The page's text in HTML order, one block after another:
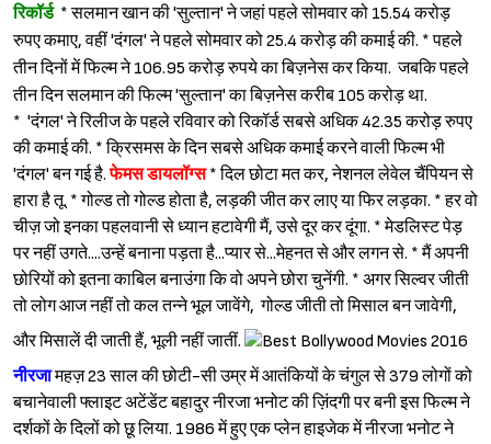
रिकॉर्ड * सलमान खान की 'सुल्तान' ने जहां पहले सोमवार को 15.54 करोड़
रुपए कमाए, वहीं 'दंगल' ने पहले सोमवार को 25.4 करोड़ की कमाई की. * पहले
तीन दिनों में फिल्म ने 106.95 करोड़ रुपये का बिज़नेस कर किया. जबकि पहले
तीन दिन सलमान की फिल्म 'सुल्तान' का बिज़नेस करीब 105 करोड़ था.
* 'दंगल' ने रिलीज के पहले रविवार को रिकॉर्ड सबसे अधिक 42.35 करोड़ रुपए
की कमाई की. * क्रिसमस के दिन सबसे अधिक कमाई करने वाली फिल्म भी
'दंगल' बन गई है.फेमस डायलॉग्स * दिल छोटा मत कर, नेशनल लेवेल चैंपियन से
हारा है तू. * गोल्ड तो गोल्ड होता है, लड़की जीत कर लाए या फिर लड़का. * हर वो
चीज़ जो इनका पहलवानी से ध्यान हटावेगी मैं, उसे दूर कर दूंगा. * मेडलिस्ट पेड़
पर नहीं उगते....उन्हें बनाना पड़ता है...प्यार से...मेहनत से और लगन से. * मैं अपनी
छोरियों को इतना काबिल बनाउंगा कि वो अपने छोरा चुनेंगी. * अगर सिल्वर जीती
तो लोग आज नहीं तो कल तन्ने भूल जावेंगे, गोल्ड जीती तो मिसाल बन जावेगी,
और मिसालें दी जाती हैं, भूली नहीं जातीं.
नीरजामहज़ 23 साल की छोटी-सी उम्र में आतंकियों के चंगुल से 379 लोगों को
बचानेवाली फ्लाइट अटेंडेंट बहादुर नीरजा भनोट की ज़िंदगी पर बनी इस फिल्म ने
दर्शकों के दिलों को छू लिया. 1986 में हुए एक प्लेन हाइजेक में नीरजा भनोट ने